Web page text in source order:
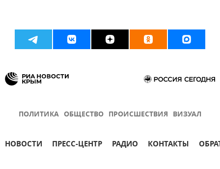
ПОЛИТИКА ОБЩЕСТВО ПРОИСШЕСТВИЯ ВИЗУАЛ
НОВОСТИ ПРЕСС-ЦЕНТР РАДИО КОНТАКТЫ